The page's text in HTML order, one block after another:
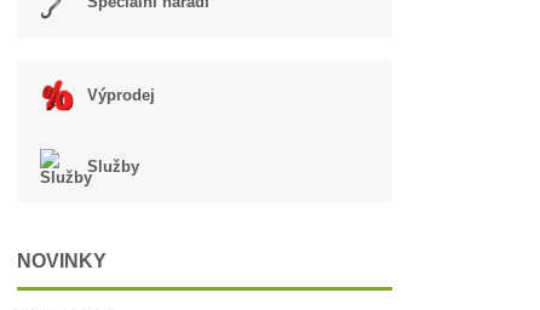
Výprodej
Služby
NOVINKY